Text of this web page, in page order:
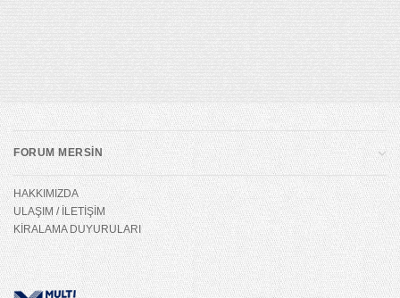
FORUM MERSİN
HAKKIMIZDA
ULAŞIM / İLETİŞİM
KİRALAMA DUYURULARI